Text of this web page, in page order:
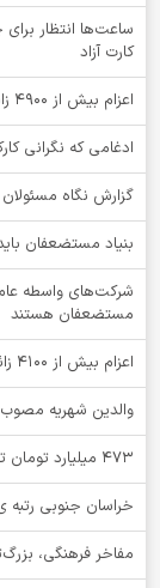
ساعت‌ها انتظار
کارت آزاد
اعزام بیش از 4900 زائر اربعین حسینی از خراسان جنوبی
ادغامی که نگرانی
گزارش نگاه
بنیاد مستضعفان
شرکت‌های واسطه
مستضعفان هستند
اعزام بیش از 4100 زائر اربعین حسینی از خراسان جنوبی
والدین شهریه مصوب
۴۷۳ میلیارد تومان تسهیلات، پشتوانه اشتغال مددجویان خراسان‌جنوبی
خراسان جنوبی رتبه
مفاخر فرهنگی،